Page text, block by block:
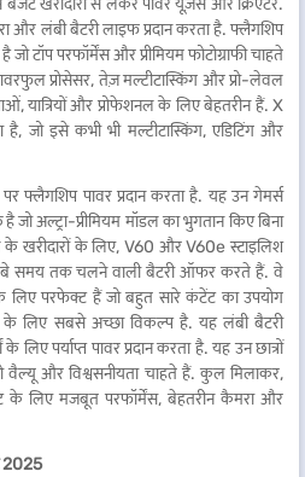
खरीदारों से लेकर पावर यूज़र्स और क्रिएटर.
और लंबी बैटरी लाइफ प्रदान करता है. फ्लैगशिप
टॉप परफॉर्मेंस और प्रीमियम फोटोग्राफी चाहते
प्रोसेसर, तेज़ मल्टीटास्किंग और प्रो-लेवल
यात्रियों और प्रोफेशनल के लिए बेहतरीन हैं. X
जो इसे कभी भी मल्टीटास्किंग, एडिटिंग और
फ्लैगशिप पावर प्रदान करता है. यह उन गेमर्स
अल्ट्रा-प्रीमियम मॉडल का भुगतान किए बिना
खरीदारों के लिए, V60 और V60e स्टाइलिश
लंबे समय तक चलने वाली बैटरी ऑफर करते हैं. वे
लिए परफेक्ट हैं जो बहुत सारे कंटेंट का उपयोग
लिए सबसे अच्छा विकल्प है. यह लंबी बैटरी
पर्याप्त पावर प्रदान करता है. यह उन छात्रों
और विश्वसनीयता चाहते हैं. कुल मिलाकर,
लिए मजबूत परफॉर्मेंस, बेहतरीन कैमरा और
2025